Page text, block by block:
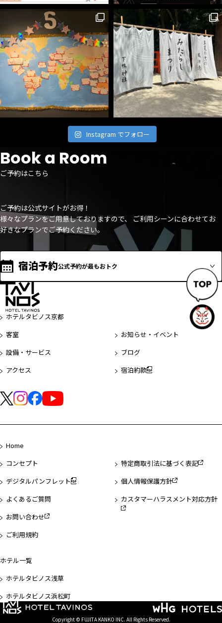
Instagram でフォロー
Book a Room
ご予約はこちら
ご予約は公式サイトがお得！
様々なプランをご用意しておりますので、 ご利用シーンに合わせてお
好きなプランでご予約ください。
宿泊予約公式予約が最もおトク
ペ
ー
ジ
ホテルタビノス京都
客室
設備・サービス
アクセス
お知らせ・イベント
ブログ
宿泊約款
Home
コンセプト
デジタルパンフレット
よくあるご質問
お問い合わせ
ご利用規約
特定商取引法に基づく表記
個人情報保護方針
カスタマーハラスメント対応方針
ホテル一覧
ホテルタビノス浅草
ホテルタビノス浜松町
Copyright © FUJITA KANKO INC. All Rights Reserved.